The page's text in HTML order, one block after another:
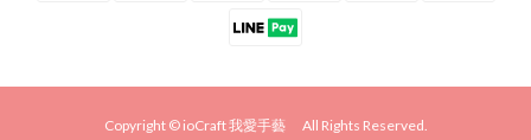
Copyright © ioCraft 我愛手藝 All Rights Reserved.